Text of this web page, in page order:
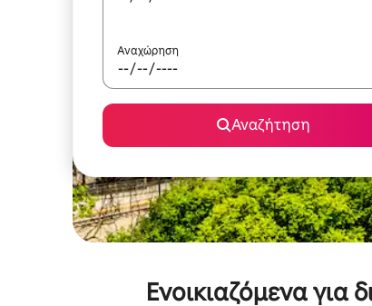
Αναχώρηση
Αναζήτηση
Ενοικιαζόμενα για